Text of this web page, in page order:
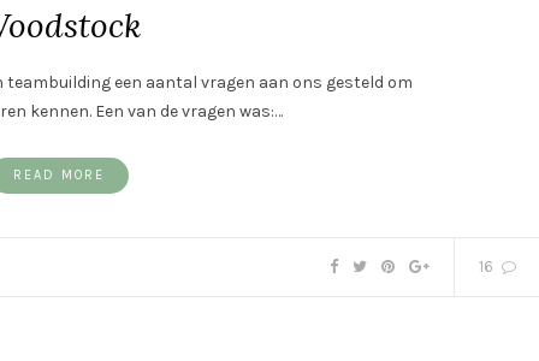
teambuilding een aantal vragen aan ons gesteld om
kennen. Een van de vragen was:…
READ MORE
16